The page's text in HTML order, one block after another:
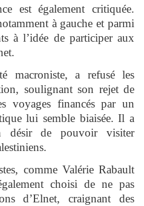
est également critiquée.
à gauche et parmi
à l’idée de participer aux
macroniste, a refusé les
soulignant son rejet de
voyages financés par un
lui semble biaisée. Il a
désir de pouvoir visiter
comme Valérie Rabault
choisi de ne pas
d’Elnet, craignant des